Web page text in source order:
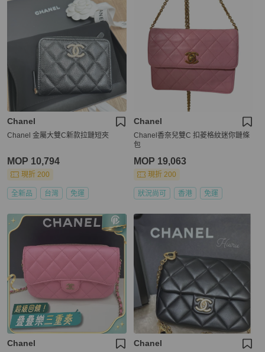
Chanel
Chanel 金屬大雙C新款拉鏈短夾
MOP 10,794
現折 200
全新品 台灣 免運
Chanel
Chanel香奈兒雙C 扣菱格紋迷你鏈條
包
MOP 19,063
現折 200
狀況尚可 香港 免運
Chanel Chanel